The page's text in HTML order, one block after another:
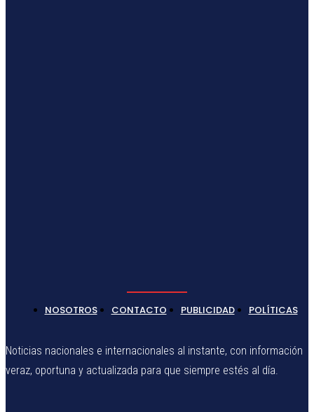
NOSOTROS CONTACTO PUBLICIDAD POLÍTICAS
Noticias nacionales e internacionales al instante, con información
veraz, oportuna y actualizada para que siempre estés al día.